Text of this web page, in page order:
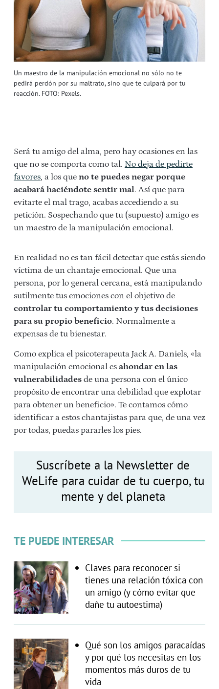
Un maestro de la manipulación emocional no sólo no te
pedirá perdón por su maltrato, sino que te culpará por tu
reacción. FOTO: Pexels.
Será tu amigo del alma, pero hay ocasiones en las
que no se comporta como tal. No deja de pedirte
favores, a los que no te puedes negar porque
acabará haciéndote sentir mal. Así que para
evitarte el mal trago, acabas accediendo a su
petición. Sospechando que tu (supuesto) amigo es
un maestro de la manipulación emocional.
En realidad no es tan fácil detectar que estás siendo
víctima de un chantaje emocional. Que una
persona, por lo general cercana, está manipulando
sutilmente tus emociones con el objetivo de
controlar tu comportamiento y tus decisiones
para su propio beneficio. Normalmente a
expensas de tu bienestar.
Como explica el psicoterapeuta Jack A. Daniels, «la
manipulación emocional es ahondar en las
vulnerabilidades de una persona con el único
propósito de encontrar una debilidad que explotar
para obtener un beneficio». Te contamos cómo
identificar a estos chantajistas para que, de una vez
por todas, puedas pararles los pies.
Suscríbete a la Newsletter de
WeLife para cuidar de tu cuerpo, tu
mente y del planeta
TE PUEDE INTERESAR
Claves para reconocer si
tienes una relación tóxica con
un amigo (y cómo evitar que
dañe tu autoestima)
Qué son los amigos paracaídas
y por qué los necesitas en los
momentos más duros de tu
vida